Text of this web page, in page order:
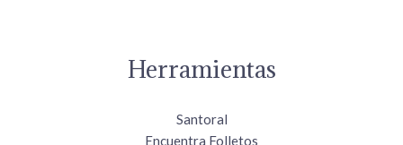
Herramientas
Santoral
Encuentra Folletos